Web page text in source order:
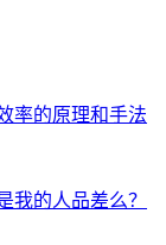
率的原理和手法
我的人品差么？